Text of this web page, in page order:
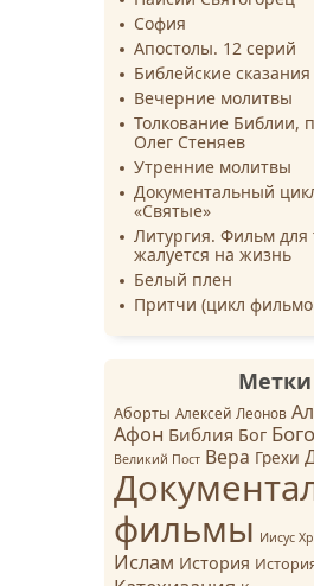
София
Апостолы. 12 серий
Библейские сказания
Вечерние молитвы
Толкование Библии,
Олег Стеняев
Утренние молитвы
Документальный
«Святые»
Литургия. Фильм для
жалуется на жизнь
Белый плен
Притчи (цикл
Метки
Аборты Алексей Леонов
Афон Библия Бог
Великий Пост Вера Грехи
фильмы Иисус
Ислам История